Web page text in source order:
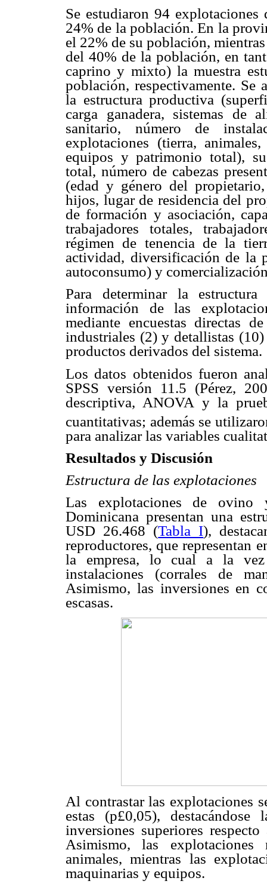
Se estudiaron 94
24% de la población. En la
el 22% de su población,
del 40% de la población, en
caprino y mixto) la muestra
población, respectivamente. Se
la estructura productiva
carga ganadera, sistemas de
sanitario, número de
explotaciones (tierra,
equipos y patrimonio total),
total, número de cabezas
(edad y género del
hijos, lugar de residencia del
de formación y asociación,
trabajadores totales,
régimen de tenencia de la
actividad, diversificación de la
autoconsumo) y
Para determinar la
información de las
mediante encuestas directas
industriales (2) y detallistas
productos derivados del sistema.
Los datos obtenidos fueron
SPSS versión 11.5 (Pérez,
descriptiva, ANOVA y la
cuantitativas; además se
para analizar las variables
Resultados y Discusión
Estructura de las explotaciones
Las explotaciones de ovino
Dominicana presentan una
USD 26.468 (Tabla I),
reproductores, que representan
la empresa, lo cual a la
instalaciones (corrales de
Asimismo, las inversiones en
escasas.
Al contrastar las explotaciones
estas (p£0,05),
inversiones superiores
Asimismo, las
animales, mientras las
maquinarias y equipos.